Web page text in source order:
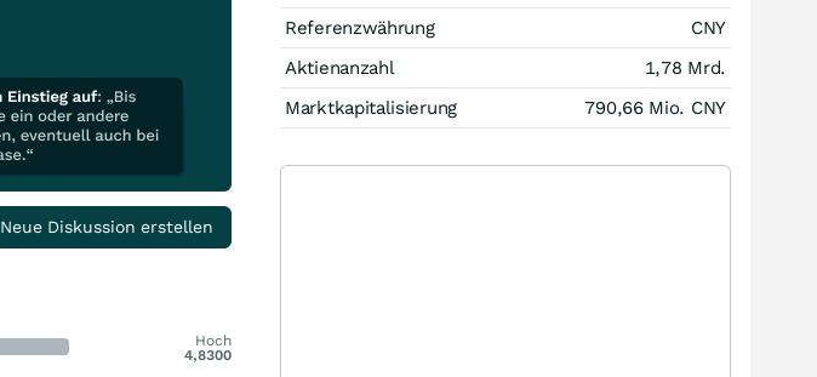
Neue Diskussion erstellen
Hoch
4,8300
Referenzwährung
CNY
Aktienanzahl
1,78 Mrd.
Marktkapitalisierung
790,66 Mio. CNY